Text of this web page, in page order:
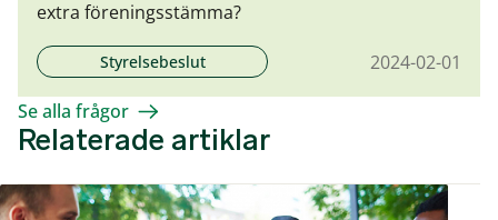
extra föreningsstämma?
Styrelsebeslut 2024-02-01
Se alla frågor
Relaterade artiklar